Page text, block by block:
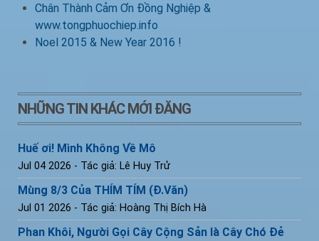
Chân Thành Cảm Ơn Đồng Nghiệp &
www.tongphuochiep.info
Noel 2015 & New Year 2016 !
NHỮNG TIN KHÁC MỚI ĐĂNG
Huế ơi! Mình Không Về Mô
Jul 04 2026 - Tác giả: Lê Huy Trử
Mùng 8/3 Của THÍM TÍM (Đ.Văn)
Jul 01 2026 - Tác giả: Hoàng Thị Bích Hà
Phan Khôi, Người Gọi Cây Cộng Sản là Cây Chó Đẻ